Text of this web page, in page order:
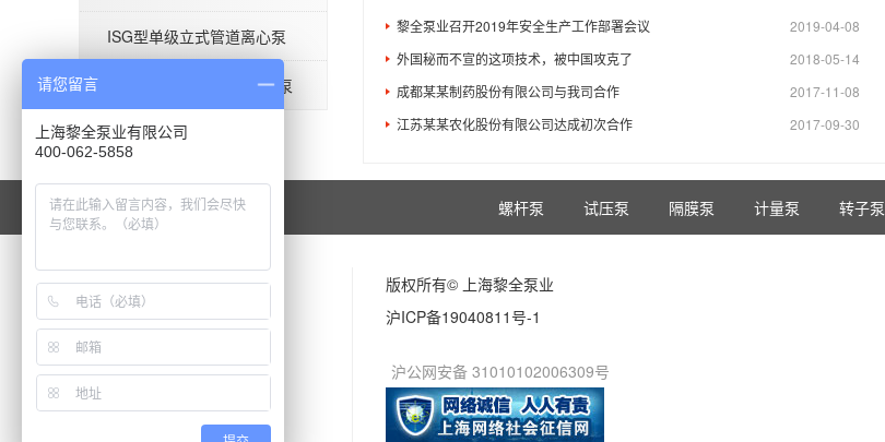
ISG型单级立式管道离心泵
BAW-S型食品级卫生离心泵
2019-04-08
黎全泵业召开2019年安全生产工作部署会议
2018-05-14
外国秘而不宣的这项技术，被中国攻克了
2017-11-08
成都某某制药股份有限公司与我司合作
2017-09-30
江苏某某农化股份有限公司达成初次合作
螺杆泵 试压泵 隔膜泵 计量泵 转子泵
版权所有© 上海黎全泵业
沪ICP备19040811号-1
沪公网安备 31010102006309号
请您留言
上海黎全泵业有限公司
400-062-5858